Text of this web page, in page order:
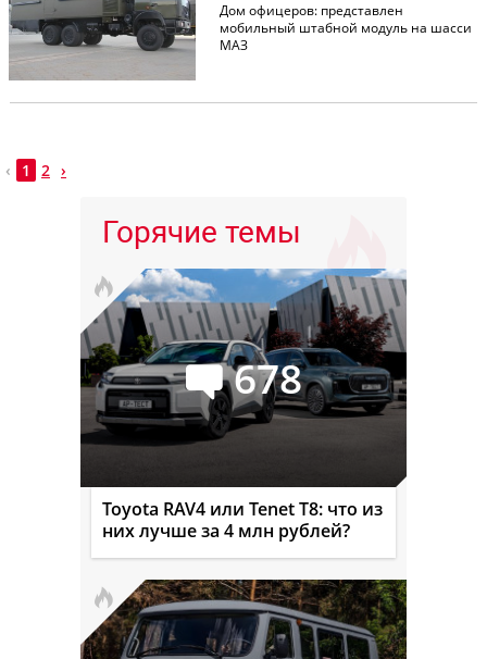
Дом офицеров: представлен
мобильный штабной модуль на шасси
МАЗ
‹ 1 2 ›
Горячие темы
678
Toyota RAV4 или Tenet T8: что из
них лучше за 4 млн рублей?